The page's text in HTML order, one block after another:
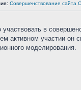
Совершенствование сайта
участвовать в
активном участии он
моделирования.